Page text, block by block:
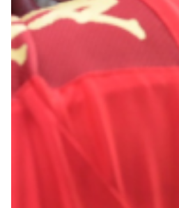
Robe di Kappa x Genoa
Vintage Collection
Red&Blue Voices